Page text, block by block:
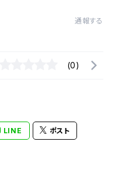
通報する
(0)
LINE ポスト